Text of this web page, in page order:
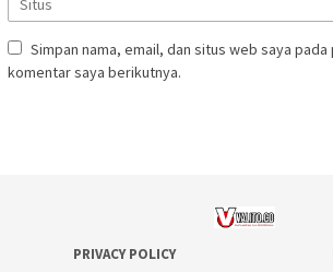
Simpan nama, email, dan situs web saya
komentar saya berikutnya.
PRIVACY POLICY